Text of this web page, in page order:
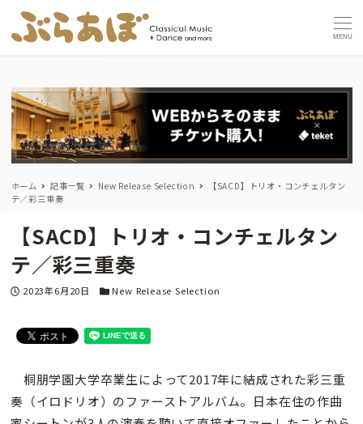
MENU
ホーム 記事一覧 New Release Selection
【SACD】トリオ・コンチェルタン
テ／彩三重奏
【SACD】トリオ・コンチェルタン
テ／彩三重奏
投稿日
2023年6月20日 カテゴリー
New Release Selection
桐朋学園大学卒業生によって2017年に結成された彩三重
奏（イロドリオ）のファーストアルバム。日本在住の作曲